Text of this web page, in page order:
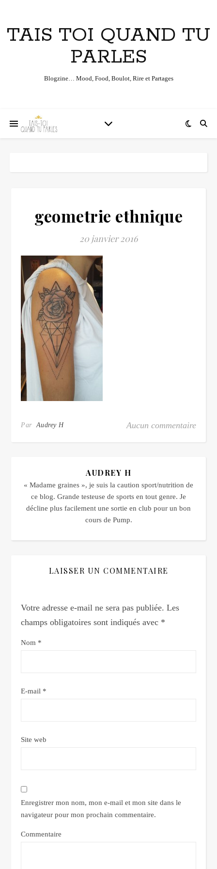
TAIS TOI QUAND TU
PARLES
Blogzine… Mood, Food, Boulot, Rire et Partages
geometrie ethnique
20 janvier 2016
ParAudrey H Aucun commentaire
AUDREY H
« Madame graines », je suis la caution sport/nutrition de
ce blog. Grande testeuse de sports en tout genre. Je
décline plus facilement une sortie en club pour un bon
cours de Pump.
LAISSER UN COMMENTAIRE
Votre adresse e-mail ne sera pas publiée. Les
champs obligatoires sont indiqués avec *
Nom *
E-mail *
Site web
Enregistrer mon nom, mon e-mail et mon site dans le
navigateur pour mon prochain commentaire.
Commentaire